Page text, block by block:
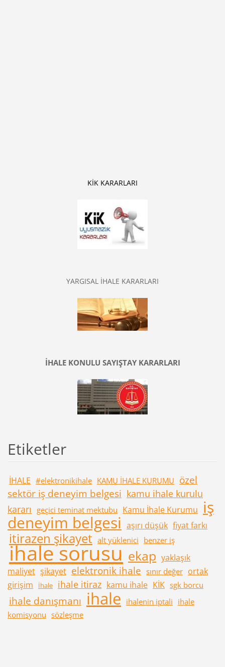
KİK KARARLARI
YARGISAL İHALE KARARLARI
İHALE KONULU SAYIŞTAY KARARLARI
Etiketler
İHALE #elektronikihale KAMU İHALE KURUMU özel
sektör iş deneyim belgesi kamu ihale kurulu
kararı geçici teminat mektubu Kamu İhale Kurumu iş
deneyim belgesi aşırı düşük fiyat farkı
itirazen şikayet alt yüklenici benzer iş
ihale sorusu ekap yaklaşık
maliyet şikayet elektronik ihale sınır değer ortak
girişim
İhale ihale itiraz kamu ihale KİK sgk borcu
ihale danışmanı ihale ihalenin iptali ihale
komisyonu sözleşme